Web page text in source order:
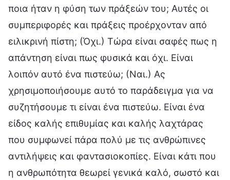
ποια ήταν η φύση των πράξεών του; Αυτές οι
συμπεριφορές και πράξεις προέρχονταν από
ειλικρινή πίστη; (Όχι.) Τώρα είναι σαφές πως η
απάντηση είναι πως φυσικά και όχι. Είναι
λοιπόν αυτό ένα πιστεύω; (Ναι.) Ας
χρησιμοποιήσουμε αυτό το παράδειγμα για να
συζητήσουμε τι είναι ένα πιστεύω. Είναι ένα
είδος καλής επιθυμίας και καλής λαχτάρας
που συμφωνεί πάρα πολύ με τις ανθρώπινες
αντιλήψεις και φαντασιοκοπίες. Είναι κάτι που
η ανθρωπότητα θεωρεί γενικά καλό, σωστό και